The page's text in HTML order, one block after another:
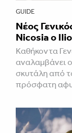
GUIDE
Νέος
Nicosia ο
Καθήκοντα
αναλαμβάνει
σκυτάλη από
πρόσφατη